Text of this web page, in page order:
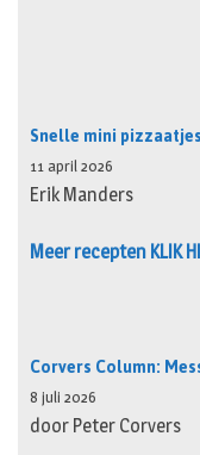
Snelle mini
11 april 2026
Erik Manders
Meer recepten KLIK
Corvers Column:
8 juli 2026
door Peter Corvers